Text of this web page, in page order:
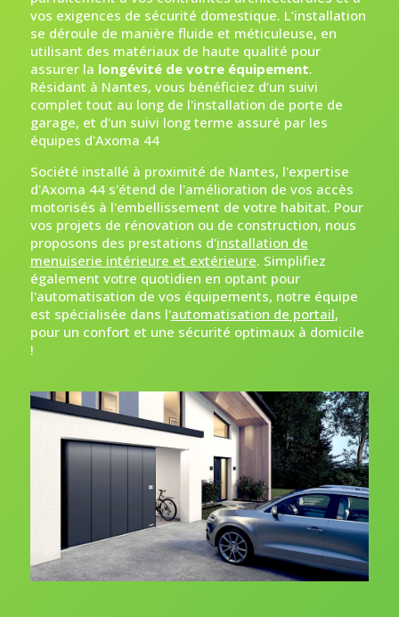
vos exigences de sécurité domestique. L’installation
se déroule de manière fluide et méticuleuse, en
utilisant des matériaux de haute qualité pour
assurer la longévité de votre équipement.
Résidant à Nantes, vous bénéficiez d’un suivi
complet tout au long de l'installation de porte de
garage, et d'un suivi long terme assuré par les
équipes d'Axoma 44
Société installé à proximité de Nantes, l'expertise
d'Axoma 44 s'étend de l'amélioration de vos accès
motorisés à l'embellissement de votre habitat. Pour
vos projets de rénovation ou de construction, nous
proposons des prestations d'installation de
menuiserie intérieure et extérieure. Simplifiez
également votre quotidien en optant pour
l'automatisation de vos équipements, notre équipe
est spécialisée dans l'automatisation de portail,
pour un confort et une sécurité optimaux à domicile
!